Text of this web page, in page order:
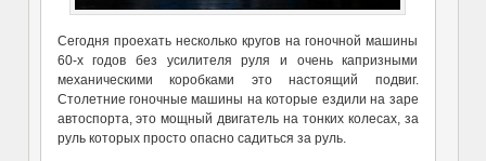
Сегодня проехать несколько кругов на гоночной машины
60-х годов без усилителя руля и очень капризными
механическими коробками это настоящий подвиг.
Столетние гоночные машины на которые ездили на заре
автоспорта, это мощный двигатель на тонких колесах, за
руль которых просто опасно садиться за руль.